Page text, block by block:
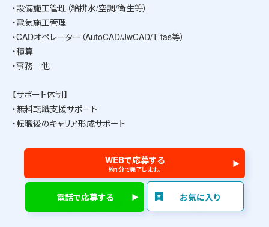
・設備施工管理（給排水/空調/衛生等）
・電気施工管理
・CADオペレーター（AutoCAD/JwCAD/T-fas等）
・積算
・事務 他
【サポート体制】
・無料転職支援サポート
・転職後のキャリア形成サポート
WEBで応募する
約1分で完了します。
電話で応募する お気に入り